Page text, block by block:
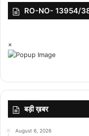
RO-NO- 13954/
×
बड़ी ख़बर
August 6, 2026